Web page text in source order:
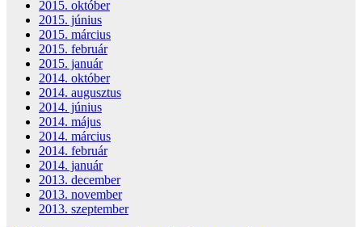
2015. október
2015. június
2015. március
2015. február
2015. január
2014. október
2014. augusztus
2014. június
2014. május
2014. március
2014. február
2014. január
2013. december
2013. november
2013. szeptember